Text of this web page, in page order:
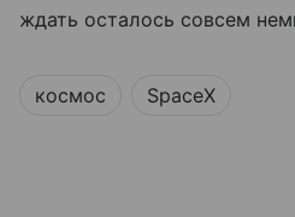
ждать осталось совсем
космос SpaceX